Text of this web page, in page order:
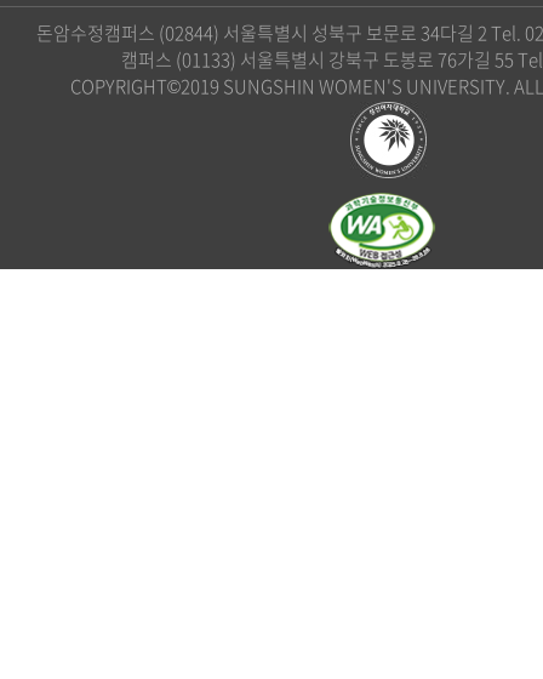
돈암수정캠퍼스 (02844) 서울특별시 성북구 보문로 34다길 2 Tel.
캠퍼스 (01133) 서울특별시 강북구 도봉로 76가길 55
COPYRIGHT©2019 SUNGSHIN WOMEN'S UNIVERSITY.